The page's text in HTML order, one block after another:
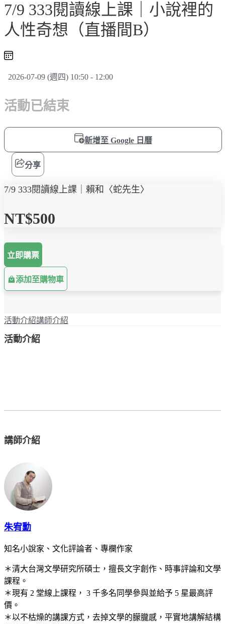
7/9 333閱讀線上課｜小說裡的
人性奇想（直播間B）
2026-07-09 (週四) 10:50 - 12:00
活動已結束
新增至 Google 日曆
分享
7/9 333閱讀線上課｜賴和〈蛇先生〉
NT$500
立即購票
添加至購物車
活動介紹講師介紹
活動介紹
講師介紹
朱宥勳
知名小說家、文化評論者、專欄作家
＊清大台灣文學研究所碩士，擅長文字創作、時事評論和文學
課程。
＊現有 2 堂線上課程， 3 千多名同學參與並給予 5 星最高評
價。
＊以不枯燥的講課方式，去掉文學的朦朧感，平實地講解結構